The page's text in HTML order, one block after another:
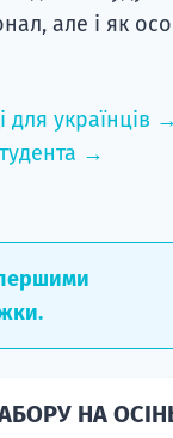
але і як
для українців →
→
НА